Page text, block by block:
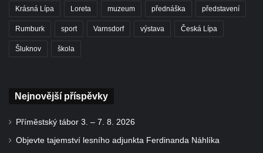
Krásná Lípa Loreta muzeum přednáška představení
Rumburk sport Varnsdorf výstava Česká Lípa
Šluknov škola
Nejnovější příspěvky
Příměstský tábor 3. – 7. 8. 2026
Objevte tajemství lesního adjunkta Ferdinanda Náhlíka